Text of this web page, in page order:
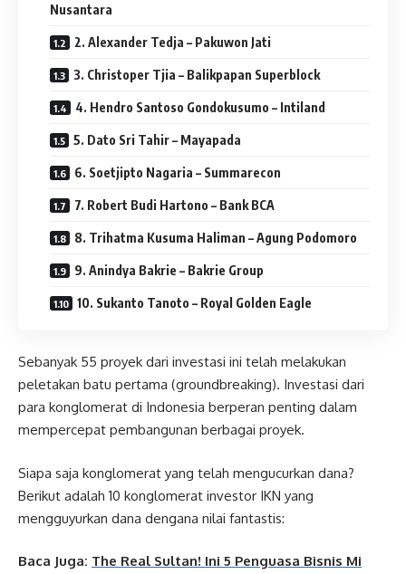
Nusantara
2. Alexander Tedja – Pakuwon Jati
3. Christoper Tjia – Balikpapan Superblock
4. Hendro Santoso Gondokusumo – Intiland
5. Dato Sri Tahir – Mayapada
6. Soetjipto Nagaria – Summarecon
7. Robert Budi Hartono – Bank BCA
8. Trihatma Kusuma Haliman – Agung Podomoro
9. Anindya Bakrie – Bakrie Group
10. Sukanto Tanoto – Royal Golden Eagle
Sebanyak 55 proyek dari investasi ini telah melakukan
peletakan batu pertama (groundbreaking). Investasi dari
para konglomerat di Indonesia berperan penting dalam
mempercepat pembangunan berbagai proyek.
Siapa saja konglomerat yang telah mengucurkan dana?
Berikut adalah 10 konglomerat investor IKN yang
mengguyurkan dana dengana nilai fantastis:
Baca Juga: The Real Sultan! Ini 5 Penguasa Bisnis Mi